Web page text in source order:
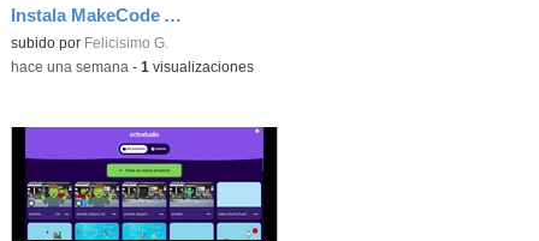
Instala MakeCode Arcade offline para programar grandes juegos sin necesidad de Internet
Contenido educativo.
subido por Felicisimo G.
-hace una semana - 1 visualizaciones